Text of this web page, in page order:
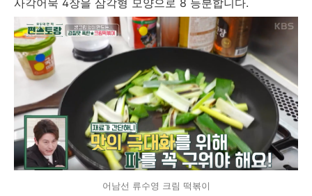
사각어묵 4장을 삼각형 모양으로 8 등분합니다.
어남선 류수영 크림 떡볶이